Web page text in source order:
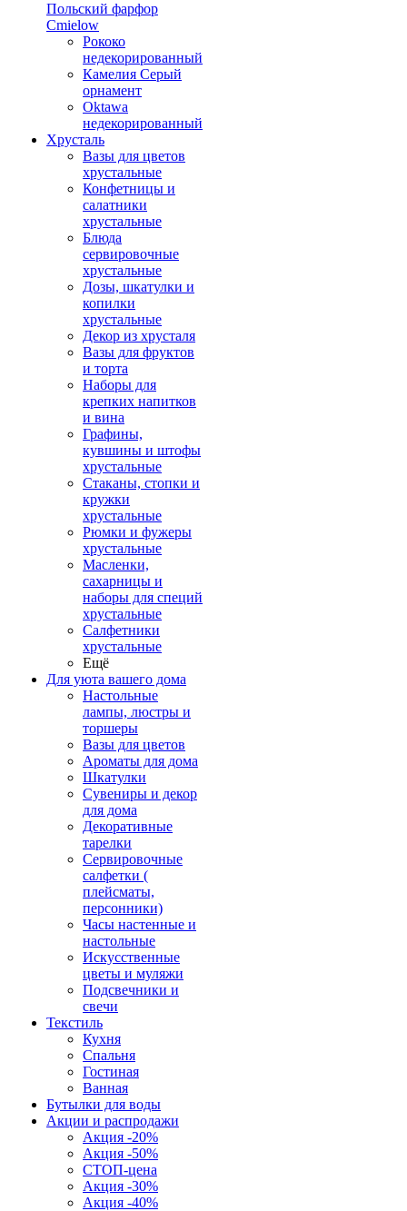
Польский фарфор
Сmielow
Рококо
недекорированный
Камелия Серый
орнамент
Oktawa
недекорированный
Хрусталь
Вазы для цветов
хрустальные
Конфетницы и
салатники
хрустальные
Блюда
сервировочные
хрустальные
Дозы, шкатулки и
копилки
хрустальные
Декор из хрусталя
Вазы для фруктов
и торта
Наборы для
крепких напитков
и вина
Графины,
кувшины и штофы
хрустальные
Стаканы, стопки и
кружки
хрустальные
Рюмки и фужеры
хрустальные
Масленки,
сахарницы и
наборы для специй
хрустальные
Салфетники
хрустальные
Ещё
Для уюта вашего дома
Настольные
лампы, люстры и
торшеры
Вазы для цветов
Ароматы для дома
Шкатулки
Сувениры и декор
для дома
Декоративные
тарелки
Сервировочные
салфетки (
плейсматы,
персонники)
Часы настенные и
настольные
Искусственные
цветы и муляжи
Подсвечники и
свечи
Текстиль
Кухня
Спальня
Гостиная
Ванная
Бутылки для воды
Акции и распродажи
Акция -20%
Акция -50%
СТОП-цена
Акция -30%
Акция -40%